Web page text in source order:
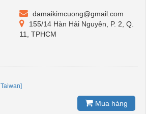
damaikimcuong@gmail.com
155/14 Hàn Hải Nguyên, P. 2, Q.
11, TPHCM
Taiwan]
Mua hàng